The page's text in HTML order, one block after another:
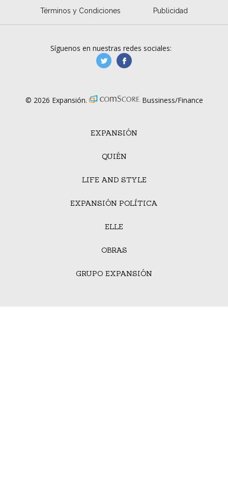
Términos y Condiciones Publicidad
EXPANSIÓN
QUIÉN
LIFE AND STYLE
EXPANSIÓN POLÍTICA
ELLE
OBRAS
GRUPO EXPANSIÓN
Síguenos en nuestras redes sociales:
manufacturaGE
© 2026 Expansión. Bussiness/Finance